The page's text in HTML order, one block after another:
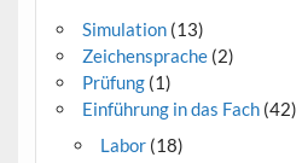
Simulation(13)
Zeichensprache(2)
Prüfung(1)
Einführung in das Fach(42)
Labor(18)